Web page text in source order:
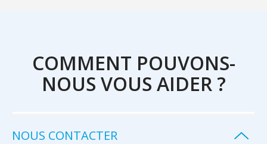
COMMENT POUVONS-
NOUS VOUS AIDER ?
NOUS CONTACTER